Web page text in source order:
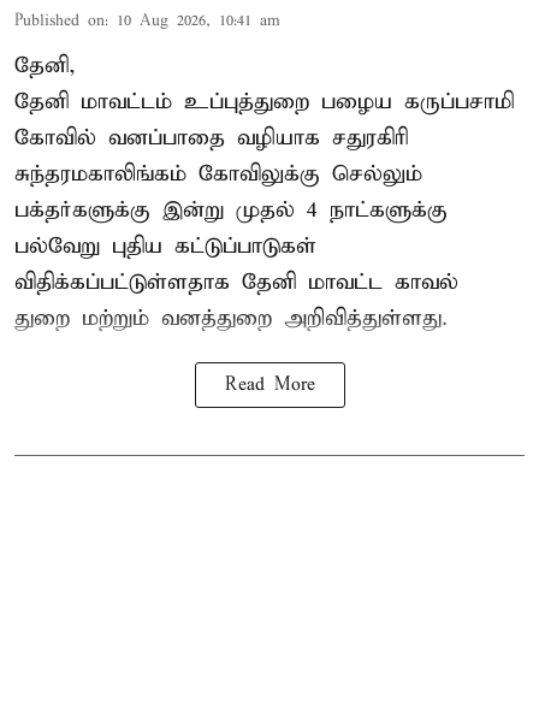
Published on: 10 Aug 2026, 10:41 am
தேனி,
தேனி மாவட்டம் உப்புத்துறை பழைய கருப்பசாமி
கோவில் வனப்பாதை வழியாக சதுரகிரி
சுந்தரமகாலிங்கம் கோவிலுக்கு செல்லும்
பக்தர்களுக்கு இன்று முதல் 4 நாட்களுக்கு
பல்வேறு புதிய கட்டுப்பாடுகள்
விதிக்கப்பட்டுள்ளதாக தேனி மாவட்ட காவல்
துறை மற்றும் வனத்துறை அறிவித்துள்ளது.
Read More